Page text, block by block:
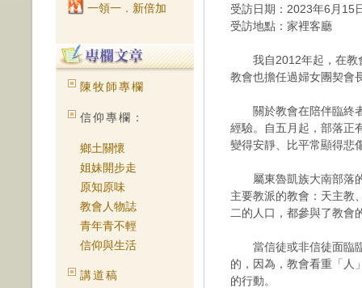
一領一．新倍加
陳牧師專欄
信仰專欄：
鄉土關懷
姐妹開步走
原知原味
教會人物誌
青年青不輕
信仰與生活
講道稿
受訪日期：2023年6月15
受訪地點：家裡客廳
我自2012年起，在教
教會也擔任過婦女團契會
關於教會在陪伴臨終者
經驗。自五月起，部落正
變得安靜、比平常顯得悲
屬東魯凱族大南部落的
主要教派的教會：天主教
二的人口，都參與了教會
當信徒或非信徒面臨臨
的，因為，教會看重「人
的行動。